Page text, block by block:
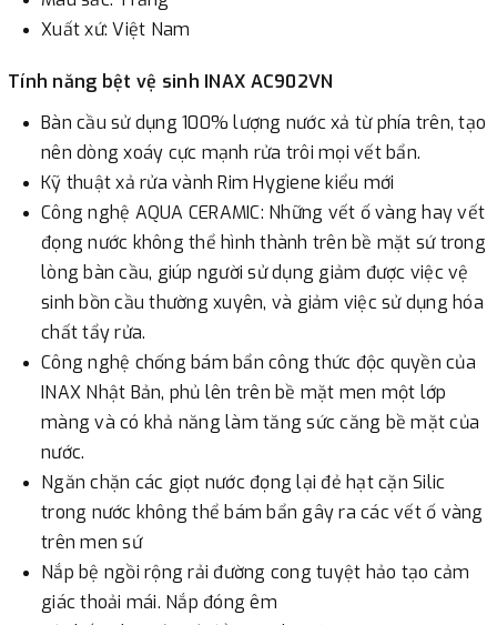
Xuất xứ: Việt Nam
Tính năng bệt vệ sinh INAX AC902VN
Bàn cầu sử dụng 100% lượng nước xả từ phía trên, tạo
nên dòng xoáy cực mạnh rửa trôi mọi vết bẩn.
Kỹ thuật xả rửa vành Rim Hygiene kiểu mới
Công nghệ AQUA CERAMIC: Những vết ố vàng hay vết
đọng nước không thể hình thành trên bề mặt sứ trong
lòng bàn cầu, giúp người sử dụng giảm được việc vệ
sinh bồn cầu thường xuyên, và giảm việc sử dụng hóa
chất tẩy rửa.
Công nghệ chống bám bẩn công thức độc quyền của
INAX Nhật Bản, phủ lên trên bề mặt men một lớp
màng và có khả năng làm tăng sức căng bề mặt của
nước.
Ngăn chặn các giọt nước đọng lại đẻ hạt cặn Silic
trong nước không thể bám bẩn gây ra các vết ố vàng
trên men sứ
Nắp bệ ngồi rộng rải đường cong tuyệt hảo tạo cảm
giác thoải mái. Nắp đóng êm